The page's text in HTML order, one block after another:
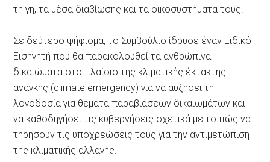
τη γη, τα μέσα διαβίωσης και τα οικοσυστήματα τους.
Σε δεύτερο ψήφισμα, το Συμβούλιο ίδρυσε έναν Ειδικό
Εισηγητή που θα παρακολουθεί τα ανθρώπινα
δικαιώματα στο πλαίσιο της κλιματικής έκτακτης
ανάγκης (climate emergency) για να αυξήσει τη
λογοδοσία για θέματα παραβιάσεων δικαιωμάτων και
να καθοδηγήσει τις κυβερνήσεις σχετικά με το πώς να
τηρήσουν τις υποχρεώσεις τους για την αντιμετώπιση
της κλιματικής αλλαγής.